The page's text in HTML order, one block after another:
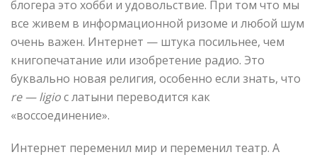
блогера это хобби и удовольствие. При том что мы
все живем в информационной ризоме и любой шум
очень важен. Интернет — штука посильнее, чем
книгопечатание или изобретение радио. Это
буквально новая религия, особенно если знать, что
re—ligioс латыни переводится как
«воссоединение».
Интернет переменил мир и переменил театр. А